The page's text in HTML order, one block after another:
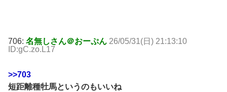
706: 名無しさん＠おーぷん 26/05/31(日) 21:13:10
ID:gC.zo.L17
>>703
短距離種牡馬というのもいいね